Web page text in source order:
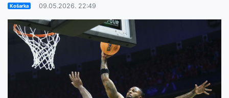
Košarka 09.05.2026. 22:49